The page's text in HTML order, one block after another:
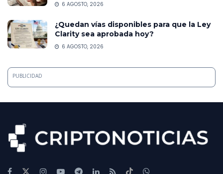
6 AGOSTO, 2026
¿Quedan vías disponibles para que la Ley
Clarity sea aprobada hoy?
6 AGOSTO, 2026
PUBLICIDAD